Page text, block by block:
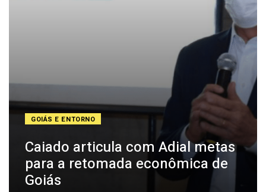
GOIÁS E ENTORNO
Caiado articula com Adial metas
para a retomada econômica de
Goiás